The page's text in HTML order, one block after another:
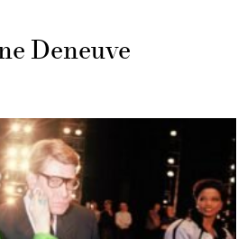
Deneuve